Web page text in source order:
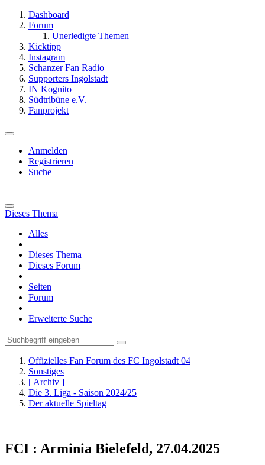
Dashboard
Forum
Unerledigte Themen
Kicktipp
Instagram
Schanzer Fan Radio
Supporters Ingolstadt
IN Kognito
Südtribüne e.V.
Fanprojekt
Anmelden
Registrieren
Suche
Dieses Thema
Alles
Dieses Thema
Dieses Forum
Seiten
Forum
Erweiterte Suche
Offizielles Fan Forum des FC Ingolstadt 04
Sonstiges
[ Archiv ]
Die 3. Liga - Saison 2024/25
Der aktuelle Spieltag
FCI : Arminia Bielefeld, 27.04.2025